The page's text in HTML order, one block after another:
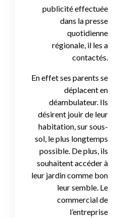
publicité effectuée
dans la presse
quotidienne
régionale, il les a
contactés.
En effet ses parents se
déplacent en
déambulateur. Ils
désirent jouir de leur
habitation, sur sous-
sol, le plus longtemps
possible. De plus, ils
souhaitent accéder à
leur jardin comme bon
leur semble. Le
commercial de
l’entreprise